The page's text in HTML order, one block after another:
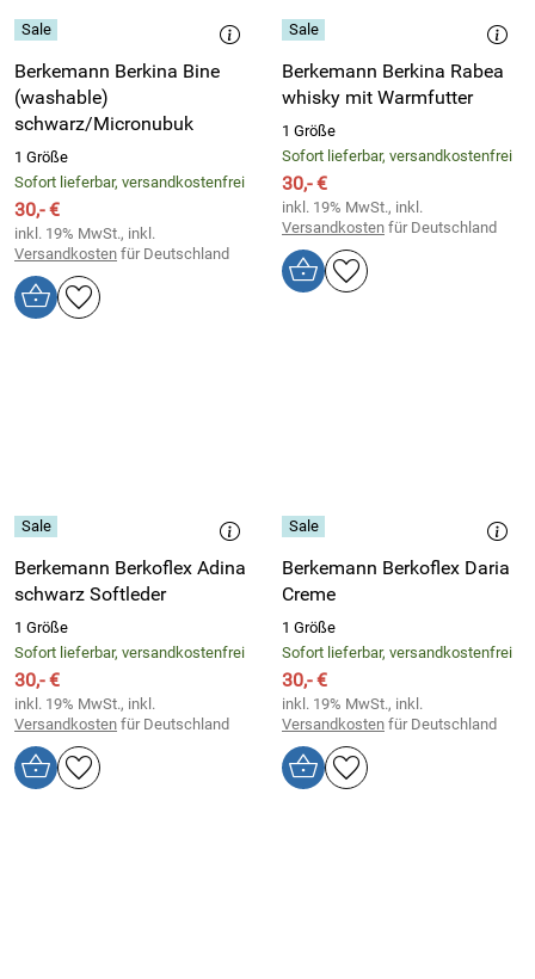
Berkemann Berkina Bine
(washable)
schwarz/Micronubuk
1 Größe
Sofort lieferbar, versandkostenfrei
30,- €
inkl. 19% MwSt., inkl.
Versandkosten für Deutschland
Berkemann Berkina Rabea
whisky mit Warmfutter
1 Größe
Sofort lieferbar, versandkostenfrei
30,- €
inkl. 19% MwSt., inkl.
Versandkosten für Deutschland
Berkemann Berkoflex Adina
schwarz Softleder
1 Größe
Sofort lieferbar, versandkostenfrei
30,- €
inkl. 19% MwSt., inkl.
Versandkosten für Deutschland
Berkemann Berkoflex Daria
Creme
1 Größe
Sofort lieferbar, versandkostenfrei
30,- €
inkl. 19% MwSt., inkl.
Versandkosten für Deutschland